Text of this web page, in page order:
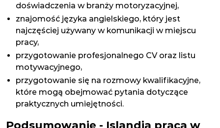
doświadczenia w branży motoryzacyjnej,
znajomość języka angielskiego, który jest
najczęściej używany w komunikacji w miejscu
pracy,
przygotowanie profesjonalnego CV oraz listu
motywacyjnego,
przygotowanie się na rozmowy kwalifikacyjne,
które mogą obejmować pytania dotyczące
praktycznych umiejętności.
Podsumowanie - Islandia praca w